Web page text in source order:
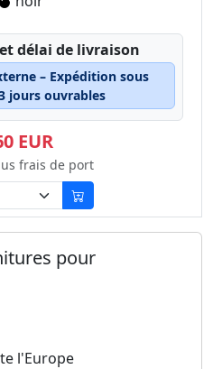
délai de livraison
– Expédition sous
jours ouvrables
EUR
frais de port
pour
l'Europe